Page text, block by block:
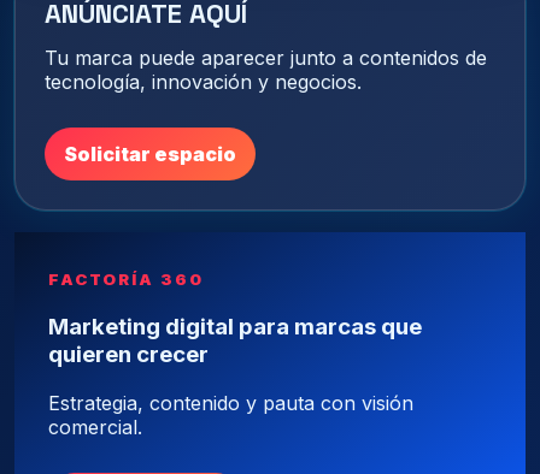
ANÚNCIATE AQUÍ
Tu marca puede aparecer junto a contenidos de
tecnología, innovación y negocios.
Solicitar espacio
FACTORÍA 360
Marketing digital para marcas que
quieren crecer
Estrategia, contenido y pauta con visión
comercial.